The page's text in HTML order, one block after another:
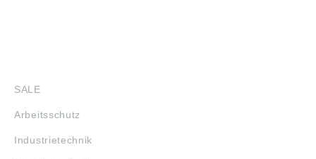
SALE
Arbeitsschutz
Industrietechnik